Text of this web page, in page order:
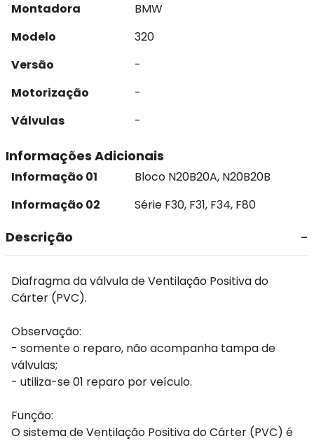
Montadora
BMW
Modelo
320
Versão
-
Motorização
-
Válvulas
-
Informações Adicionais
Informação 01
Bloco N20B20A, N20B20B
Informação 02
Série F30, F31, F34, F80
Descrição
Diafragma da válvula de Ventilação Positiva do
Cárter (PVC).
Observação:
- somente o reparo, não acompanha tampa de
válvulas;
- utiliza-se 01 reparo por veículo.
Função:
O sistema de Ventilação Positiva do Cárter (PVC) é